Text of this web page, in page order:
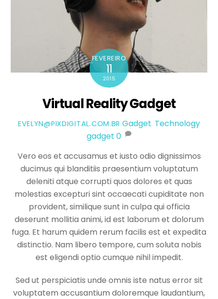
FEVEREIRO
11
2015
Virtual Reality Gadget
EVELYN@PIXDIGITAL.COM.BR Gadget Technology
gadget 0
Vero eos et accusamus et iusto odio dignissimos
ducimus qui blanditiis praesentium voluptatum
deleniti atque corrupti quos dolores et quas
molestias excepturi sint occaecati cupiditate non
provident, similique sunt in culpa qui officia
deserunt mollitia animi, id est laborum et dolorum
fuga. Et harum quidem rerum facilis est et expedita
distinctio. Nam libero tempore, cum soluta nobis
est eligendi optio cumque nihil impedit.
Sed ut perspiciatis unde omnis iste natus error sit
voluptatem accusantium doloremque laudantium,